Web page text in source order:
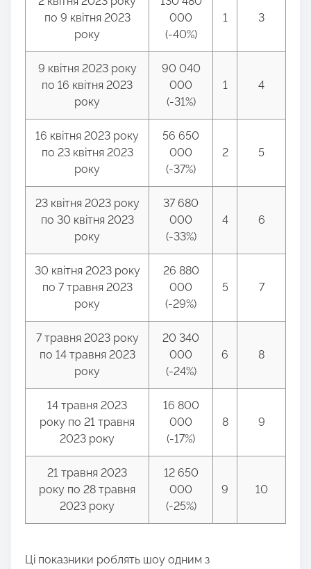
по 9 квітня 2023
року
000
(-40%)
1 3
9 квітня 2023 року
по 16 квітня 2023
року
90 040
000
(-31%)
1 4
16 квітня 2023 року
по 23 квітня 2023
року
56 650
000
(-37%)
2 5
23 квітня 2023 року
по 30 квітня 2023
року
37 680
000
(-33%)
4 6
30 квітня 2023 року
по 7 травня 2023
року
26 880
000
(-29%)
5 7
7 травня 2023 року
по 14 травня 2023
року
20 340
000
(-24%)
6 8
14 травня 2023
року по 21 травня
2023 року
16 800
000
(-17%)
8 9
21 травня 2023
року по 28 травня
2023 року
12 650
000
(-25%)
9 10
Ці показники роблять шоу одним з